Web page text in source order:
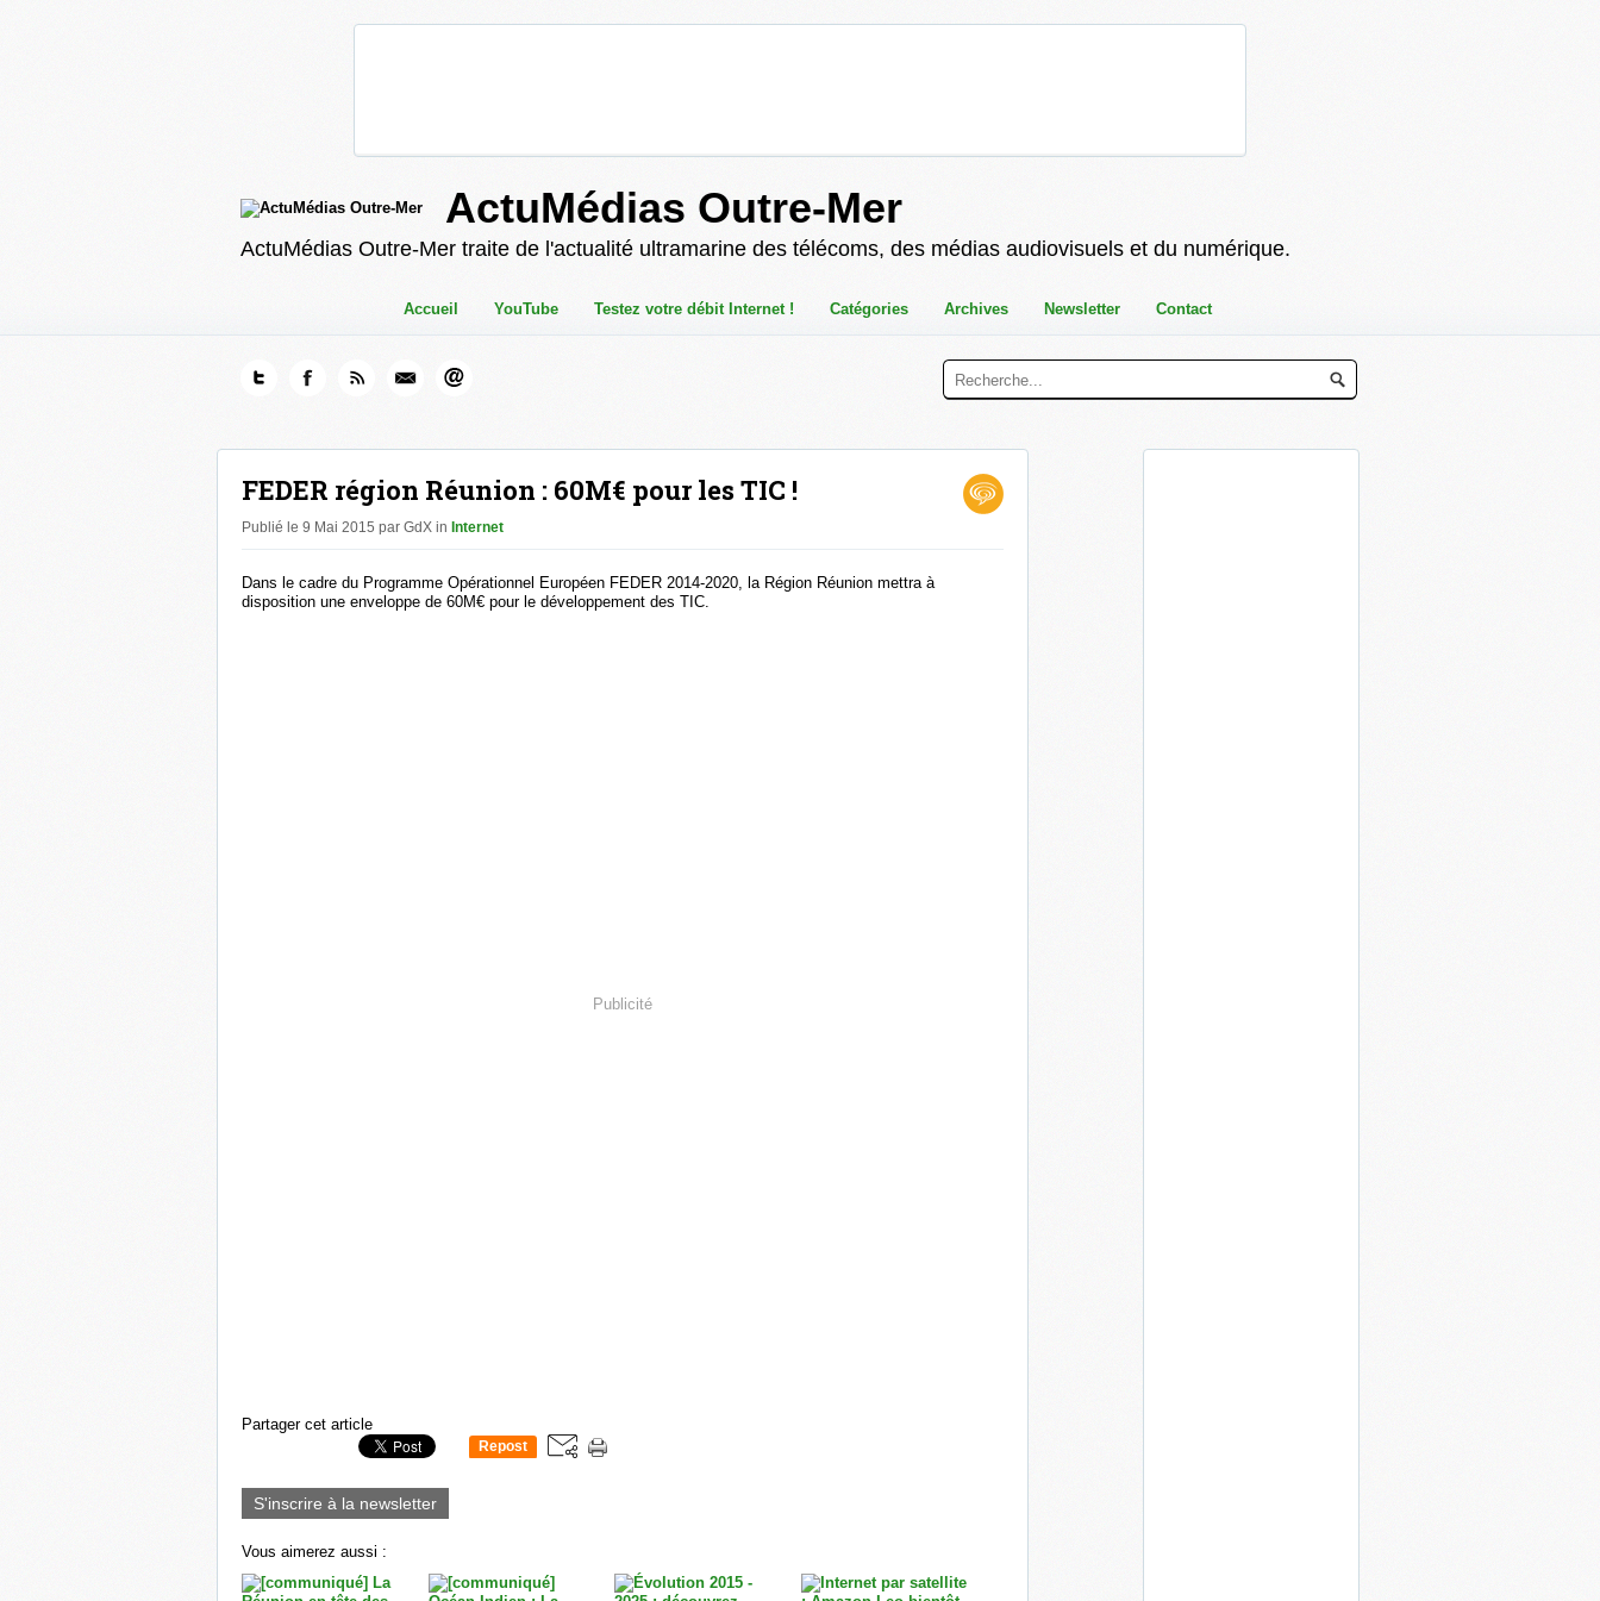
ActuMédias Outre-Mer
ActuMédias Outre-Mer traite de l'actualité ultramarine des télécoms, des médias audiovisuels et du numérique.
Accueil YouTube Testez votre débit Internet ! Catégories Archives Newsletter Contact
FEDER région Réunion : 60M€ pour les TIC !
Publié le 9 Mai 2015 par GdX in Internet
Dans le cadre du Programme Opérationnel Européen FEDER 2014-2020, la Région Réunion mettra à
disposition une enveloppe de 60M€ pour le développement des TIC.
Publicité
Partager cet article
Repost
S'inscrire à la newsletter
Vous aimerez aussi :